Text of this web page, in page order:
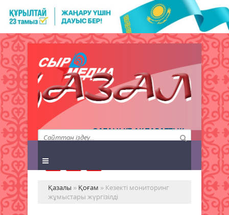
QAZALY.KZ АҚПАРАТТЫҚ
АГЕНТТІГІ
Қазалы » Қоғам » Кезекті мониторинг
жұмыстары жүргізілді